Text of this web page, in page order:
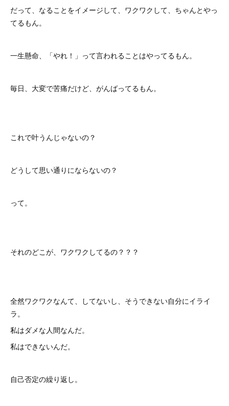
だって、なることをイメージして、ワクワクして、ちゃんとやっ
てるもん。
一生懸命、「やれ！」って言われることはやってるもん。
毎日、大変で苦痛だけど、がんばってるもん。
これで叶うんじゃないの？
どうして思い通りにならないの？
って。
それのどこが、ワクワクしてるの？？？
全然ワクワクなんて、してないし、そうできない自分にイライ
ラ。
私はダメな人間なんだ。
私はできないんだ。
自己否定の繰り返し。